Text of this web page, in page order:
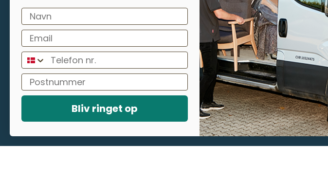
Showroom i
Tilst/Aarhus
Showroom i
Osted/Lejre
Bliv ringet op